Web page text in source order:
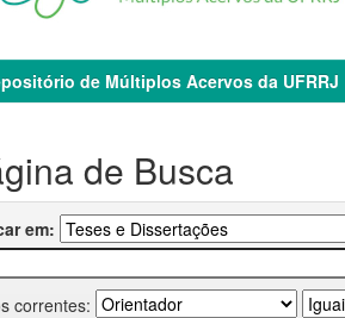
de Múltiplos Acervos da UFRRJ
de Busca
em:
correntes: